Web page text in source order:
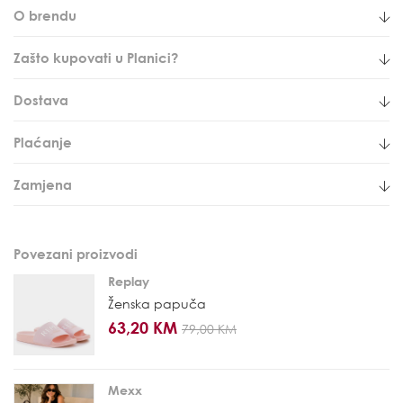
O brendu
Zašto kupovati u Planici?
Dostava
Plaćanje
Zamjena
Povezani proizvodi
Replay
Ženska papuča
63,20 KM 79,00 KM
Mexx